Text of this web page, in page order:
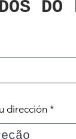
DO
dirección